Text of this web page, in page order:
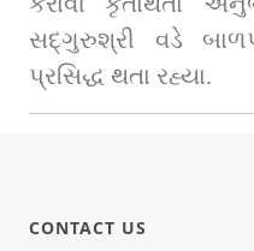
સદ્‌ગુરુશ્રી વડે બાળપણથી જ આ મુક્તરાજ
પ્રસિદ્ધ થતા રહ્યા.
CONTACT US